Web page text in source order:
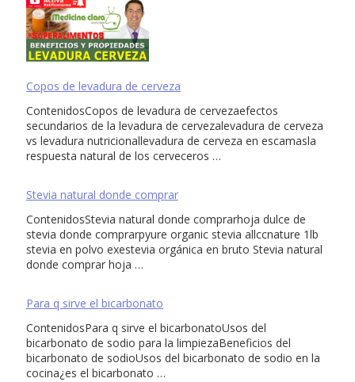
Copos de levadura de cerveza
ContenidosCopos de levadura de cervezaefectos
secundarios de la levadura de cervezalevadura de cerveza
vs levadura nutricionallevadura de cerveza en escamasla
respuesta natural de los cerveceros …
Stevia natural donde comprar
ContenidosStevia natural donde comprarhoja dulce de
stevia donde comprarpyure organic stevia allccnature 1lb
stevia en polvo exestevia orgánica en bruto Stevia natural
donde comprar hoja …
Para q sirve el bicarbonato
ContenidosPara q sirve el bicarbonatoUsos del
bicarbonato de sodio para la limpiezaBeneficios del
bicarbonato de sodioUsos del bicarbonato de sodio en la
cocina¿es el bicarbonato …